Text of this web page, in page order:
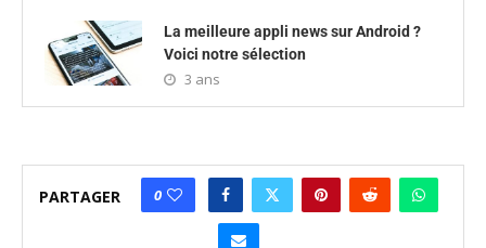
La meilleure appli news sur Android ?
Voici notre sélection
3 ans
PARTAGER 0